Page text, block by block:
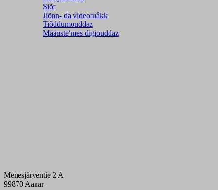
Siõr
Jiõnn- da videoruâkk
Tiõddumouddaz
Määusteʹmes digiouddaz
Menesjärventie 2 A
99870 Aanar